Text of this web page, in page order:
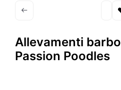
Allevamenti
Passion Poodles